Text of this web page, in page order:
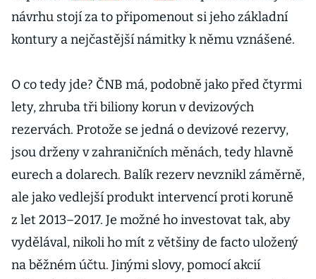
návrhu stojí za to připomenout si jeho základní
kontury a nejčastější námitky k němu vznášené.
O co tedy jde? ČNB má, podobně jako před čtyrmi
lety, zhruba tři biliony korun v devizových
rezervách. Protože se jedná o devizové rezervy,
jsou drženy v zahraničních měnách, tedy hlavně
eurech a dolarech. Balík rezerv nevznikl záměrně,
ale jako vedlejší produkt intervencí proti koruně
z let 2013–2017. Je možné ho investovat tak, aby
vydělával, nikoli ho mít z většiny de facto uložený
na běžném účtu. Jinými slovy, pomocí akcií